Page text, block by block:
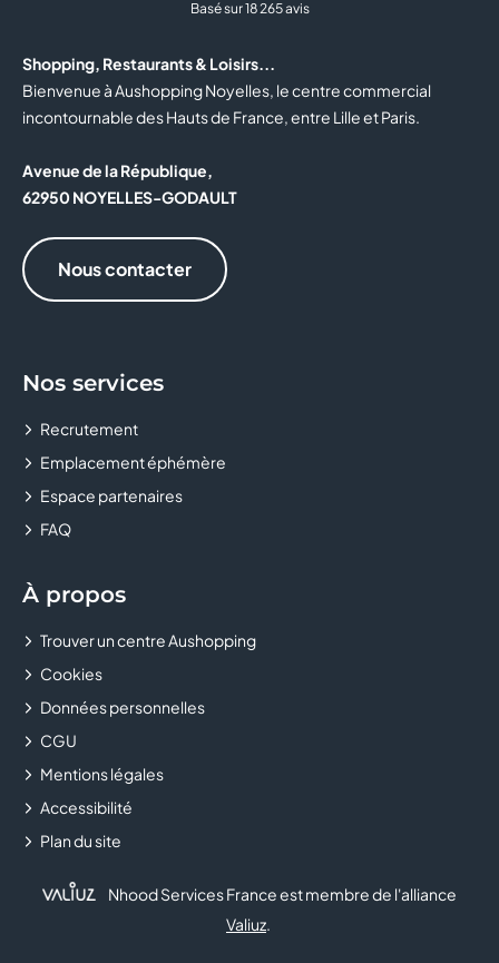
BOUTIQUE OFFICIELLE DU RC LENS
BOUYGUES TELECOM
BRIOCHE DORÉE
BURGER KING
CHEZ MARCEL
CHOPSTICKS & CO
CLAIRE'S
Basé sur 18 265 avis
Shopping, Restaurants & Loisirs...
Bienvenue à Aushopping Noyelles, le centre commercial
incontournable des Hauts de France, entre Lille et Paris.
Avenue de la République,
62950 NOYELLES-GODAULT
Nous contacter
Nos services
Recrutement
Emplacement éphémère
Espace partenaires
FAQ
À propos
Trouver un centre Aushopping
Cookies
Données personnelles
CGU
Mentions légales
Accessibilité
Plan du site
Nhood Services France est membre de l'alliance
Valiuz.